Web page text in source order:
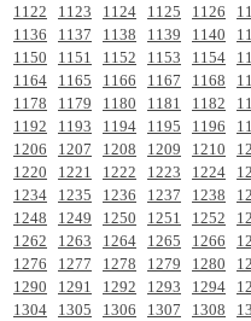
1122
1123 1124 1125 1126
1136
1137 1138 1139 1140
1150
1151 1152 1153 1154
1164
1165 1166 1167 1168
1178
1179 1180 1181 1182
1192
1193 1194 1195 1196
1206
1207 1208 1209 1210
1220
1221 1222 1223 1224
1234
1235 1236 1237 1238
1248
1249 1250 1251 1252
1262
1263 1264 1265 1266
1276
1277 1278 1279 1280
1290
1291 1292 1293 1294
1304
1305 1306 1307 1308